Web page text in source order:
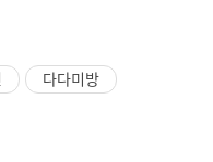
다다미방